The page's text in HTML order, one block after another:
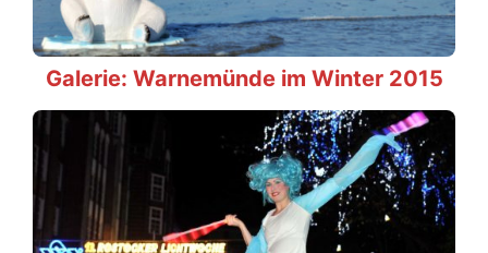
Galerie: Warnemünde im Winter 2015